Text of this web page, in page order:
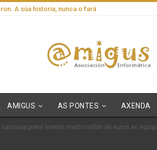
A súa historia, nunca o fará
AMIGUS AS PONTES AXENDA
sanitaria prevé invertir medio millón de euros en